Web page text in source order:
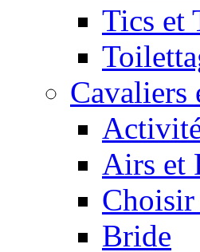
Tics et
Cavaliers
Airs et
Choisir
Bride